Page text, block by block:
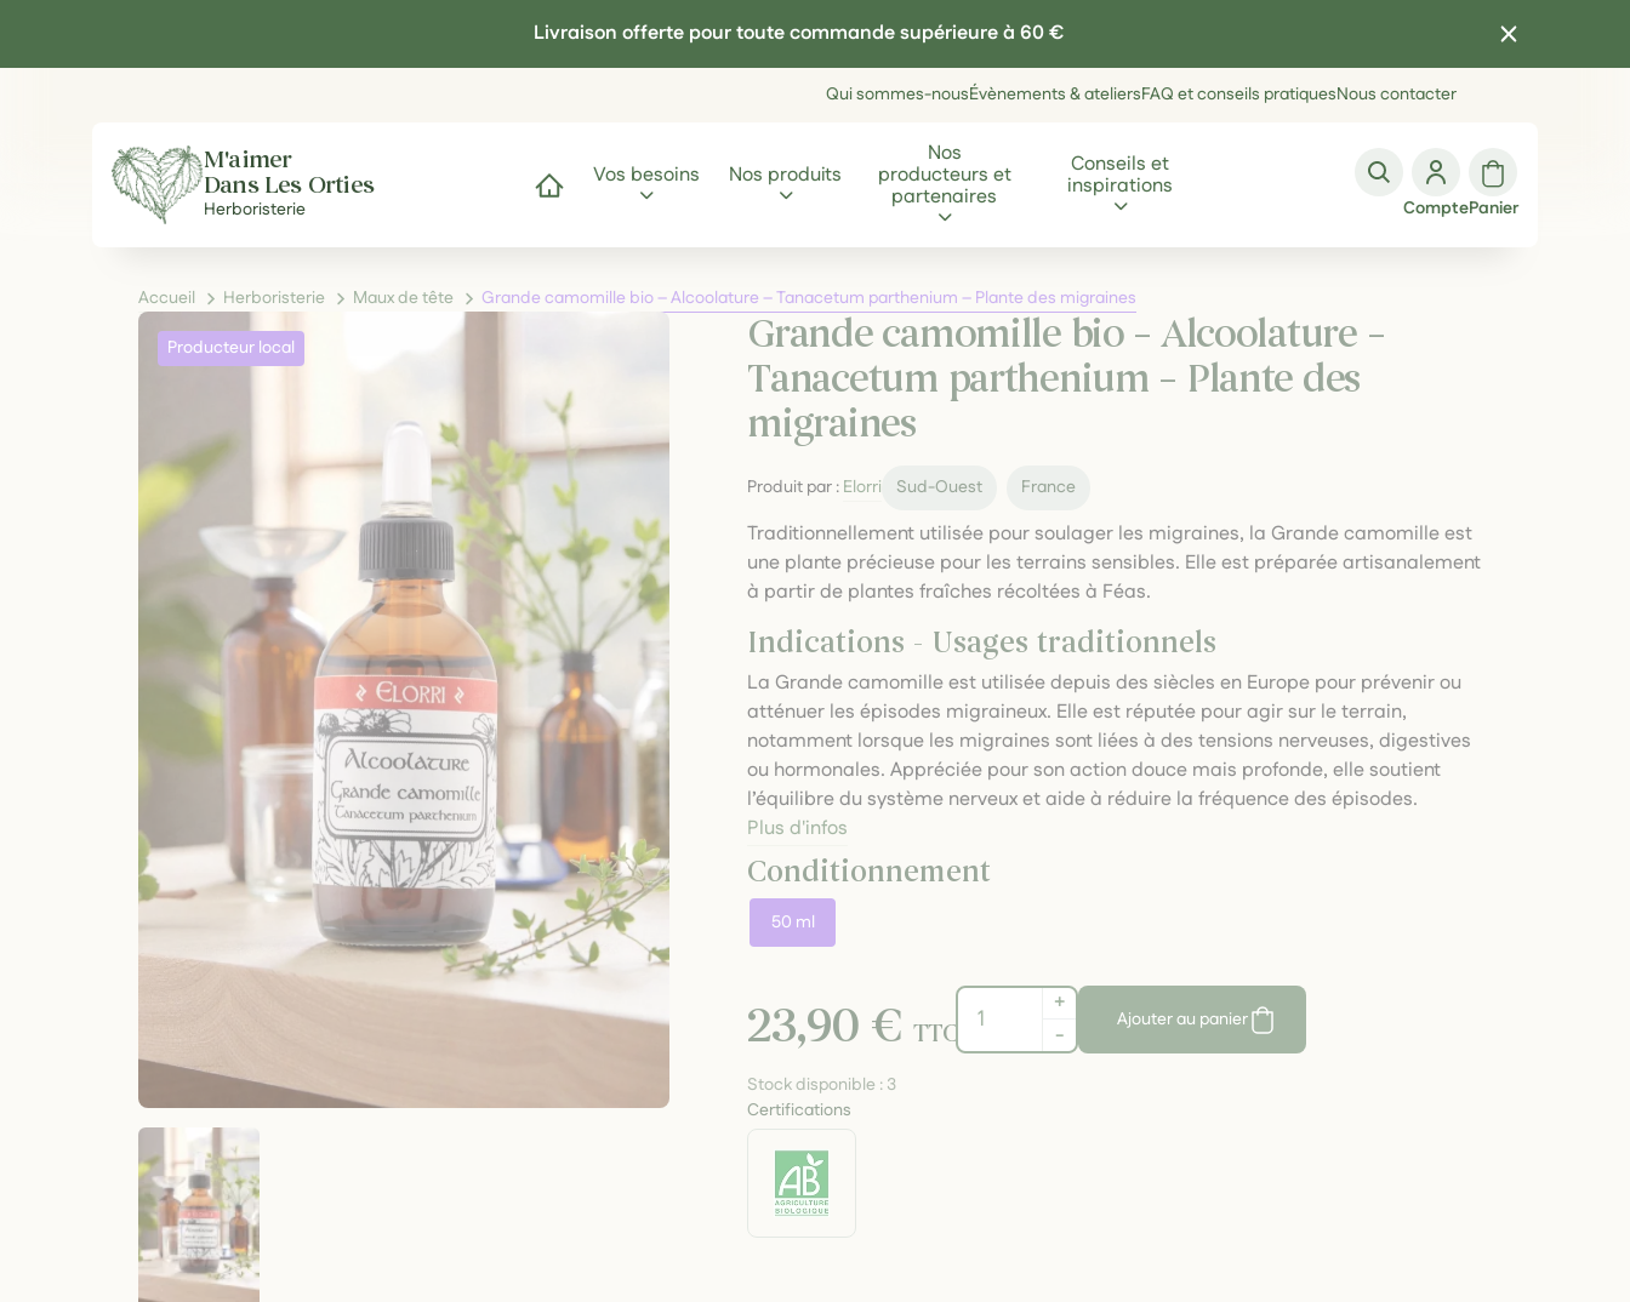
Livraison offerte pour toute commande supérieure à 60 €
Qui sommes-nousÉvènements & ateliersFAQ et conseils pratiquesNous contacter
M'aimer
Dans Les Orties
Herboristerie
Accueil
Vos besoins Nos produits
Nos
producteurs et
partenaires
Conseils et
inspirations
ComptePanier
Accueil Herboristerie Maux de tête Grande camomille bio – Alcoolature – Tanacetum parthenium – Plante des migraines
Grande camomille bio – Alcoolature –
Tanacetum parthenium – Plante des
migraines
Produit par : Elorri Sud-Ouest France
Traditionnellement utilisée pour soulager les migraines, la Grande camomille est
une plante précieuse pour les terrains sensibles. Elle est préparée artisanalement
à partir de plantes fraîches récoltées à Féas.
Indications - Usages traditionnels
La Grande camomille est utilisée depuis des siècles en Europe pour prévenir ou
atténuer les épisodes migraineux. Elle est réputée pour agir sur le terrain,
notamment lorsque les migraines sont liées à des tensions nerveuses, digestives
ou hormonales. Appréciée pour son action douce mais profonde, elle soutient
l’équilibre du système nerveux et aide à réduire la fréquence des épisodes.
Plus d'infos
Conditionnement
50 ml
23,90 € TTC
+
-
Ajouter au panier
Stock disponible : 3
Certifications